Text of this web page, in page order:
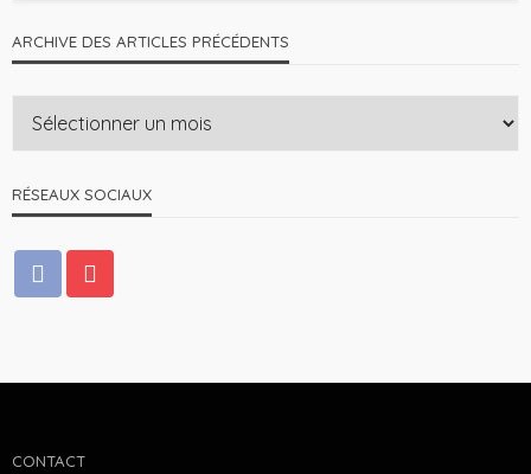
ARCHIVE DES ARTICLES PRÉCÉDENTS
RÉSEAUX SOCIAUX
CONTACT